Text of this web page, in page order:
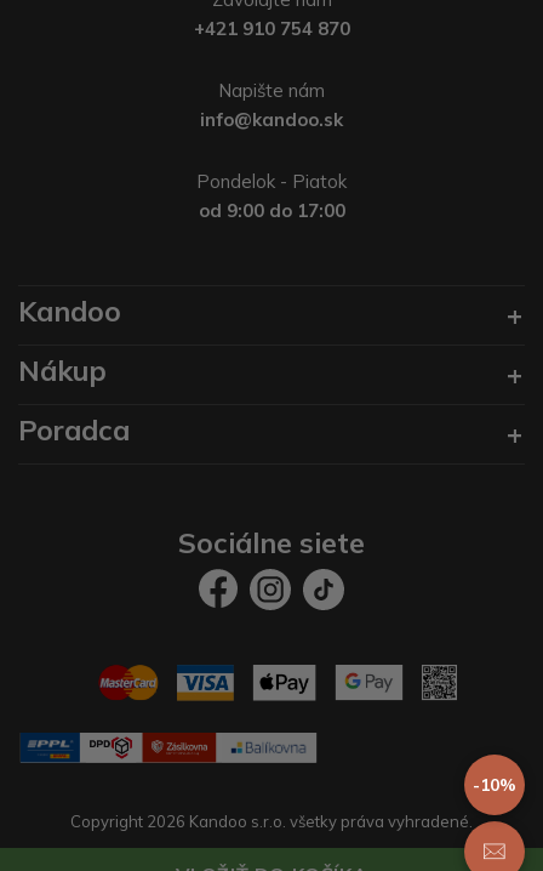
-10%
+421 910 754 870
Napište nám
info@kandoo.sk
Pondelok - Piatok
od 9:00 do 17:00
Kandoo
Nákup
Poradca
Sociálne siete
Copyright 2026 Kandoo s.r.o. všetky práva vyhradené.
prestaservis. eshopy na mieru